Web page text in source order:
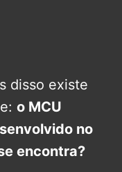
disso existe
o MCU
no
encontra?